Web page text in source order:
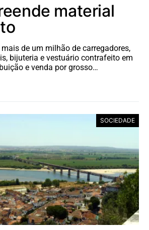
material
mais de um milhão de carregadores,
bijuteria e vestuário contrafeito em
e venda por grosso…
SOCIEDADE